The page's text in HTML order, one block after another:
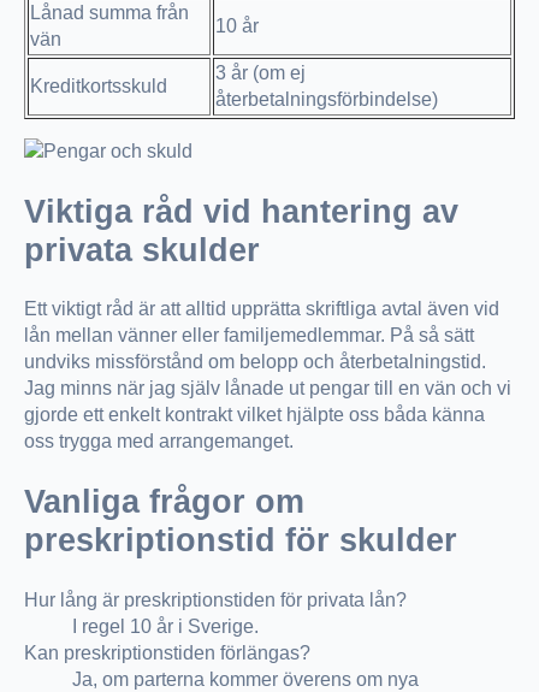
Lånad summa från
vän
10 år
Kreditkortsskuld
3 år (om ej
återbetalningsförbindelse)
Viktiga råd vid hantering av
privata skulder
Ett viktigt råd är att alltid upprätta skriftliga avtal även vid
lån mellan vänner eller familjemedlemmar. På så sätt
undviks missförstånd om belopp och återbetalningstid.
Jag minns när jag själv lånade ut pengar till en vän och vi
gjorde ett enkelt kontrakt vilket hjälpte oss båda känna
oss trygga med arrangemanget.
Vanliga frågor om
preskriptionstid för skulder
Hur lång är preskriptionstiden för privata lån?
I regel 10 år i Sverige.
Kan preskriptionstiden förlängas?
Ja, om parterna kommer överens om nya